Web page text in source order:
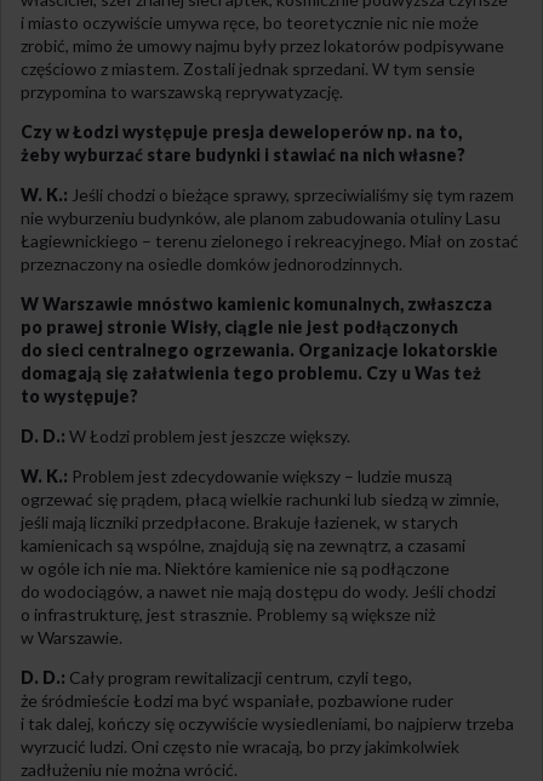
i miasto oczywiście umywa ręce, bo teoretycznie nic nie może
zrobić, mimo że umowy najmu były przez lokatorów podpisywane
częściowo z miastem. Zostali jednak sprzedani. W tym sensie
przypomina to warszawską reprywatyzację.
Czy w Łodzi występuje presja deweloperów np. na to,
żeby wyburzać stare budynki i stawiać na nich własne?
W. K.: Jeśli chodzi o bieżące sprawy, sprzeciwialiśmy się tym razem
nie wyburzeniu budynków, ale planom zabudowania otuliny Lasu
Łagiewnickiego – terenu zielonego i rekreacyjnego. Miał on zostać
przeznaczony na osiedle domków jednorodzinnych.
W Warszawie mnóstwo kamienic komunalnych, zwłaszcza
po prawej stronie Wisły, ciągle nie jest podłączonych
do sieci centralnego ogrzewania. Organizacje lokatorskie
domagają się załatwienia tego problemu. Czy u Was też
to występuje?
D. D.: W Łodzi problem jest jeszcze większy.
W. K.: Problem jest zdecydowanie większy – ludzie muszą
ogrzewać się prądem, płacą wielkie rachunki lub siedzą w zimnie,
jeśli mają liczniki przedpłacone. Brakuje łazienek, w starych
kamienicach są wspólne, znajdują się na zewnątrz, a czasami
w ogóle ich nie ma. Niektóre kamienice nie są podłączone
do wodociągów, a nawet nie mają dostępu do wody. Jeśli chodzi
o infrastrukturę, jest strasznie. Problemy są większe niż
w Warszawie.
D. D.: Cały program rewitalizacji centrum, czyli tego,
że śródmieście Łodzi ma być wspaniałe, pozbawione ruder
i tak dalej, kończy się oczywiście wysiedleniami, bo najpierw trzeba
wyrzucić ludzi. Oni często nie wracają, bo przy jakimkolwiek
zadłużeniu nie można wrócić.